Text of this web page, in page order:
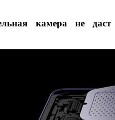
камера не даст